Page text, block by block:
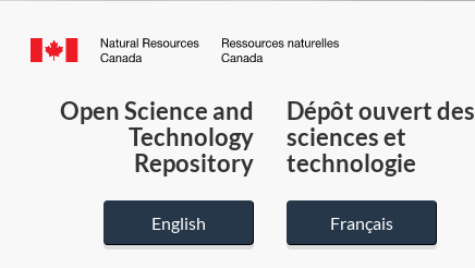
Canada.ca
du
Canada
Open Science and
Technology
Repository
English
Dépôt ouvert des
sciences et
technologie
Français